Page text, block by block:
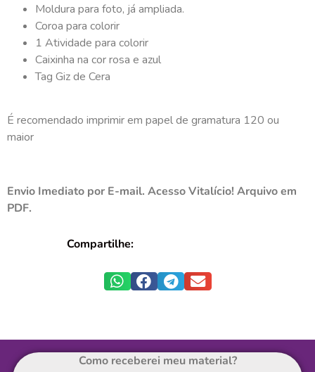
Moldura para foto, já ampliada.
Coroa para colorir
1 Atividade para colorir
Caixinha na cor rosa e azul
Tag Giz de Cera
É recomendado imprimir em papel de gramatura 120 ou
maior
Envio Imediato por E-mail. Acesso Vitalício! Arquivo em
PDF.
Compartilhe:
Como receberei meu material?